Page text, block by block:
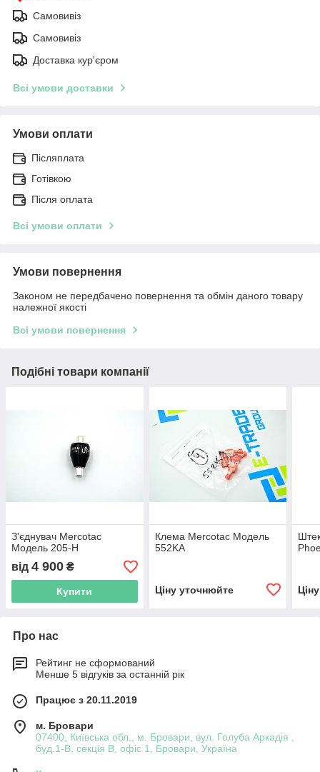
Самовивіз
Самовивіз
Доставка кур'єром
Всі умови доставки
Умови оплати
Післяплата
Готівкою
Після оплата
Всі умови оплати
Умови повернення
Законом не передбачено повернення та обмін даного товару
належної якості
Всі умови повернення
Подібні товари компанії
З'єднувач Mercotac
Модель 205-H
від 4 900 ₴
Купити
Клема Mercotac Модель
552KA
Ціну уточнюйте
Про нас
Рейтинг не сформований
Менше 5 відгуків за останній рік
Працює з 20.11.2019
м. Бровари
07400, Київська обл., м. Бровари, вул. Голуба Аркадія ,
буд.1-В, секція В, офіс 1, Бровари, Україна